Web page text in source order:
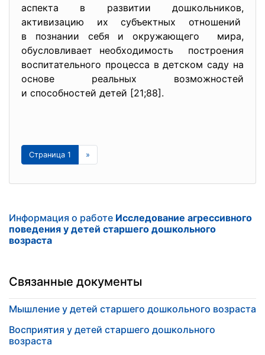
аспекта в развитии дошкольников,
активизацию их субъектных отношений
в познании себя и окружающего мира,
обусловливает необходимость построения
воспитательного процесса в детском саду на
основе реальных возможностей
и способностей детей [21;88].
Страница 1 »
Информация о работе Исследование агрессивного
поведения у детей старшего дошкольного
возраста
Связанные документы
Мышление у детей старшего дошкольного возраста
Восприятия у детей старшего дошкольного
возраста